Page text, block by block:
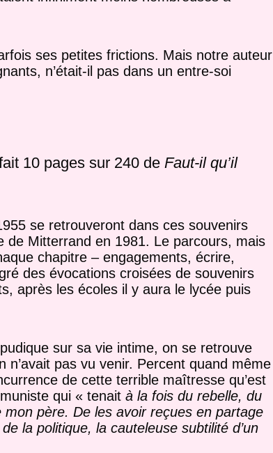
ses petites frictions. Mais notre auteur
n’était-il pas dans un entre-soi
10 pages sur 240 de Faut-il qu’il
se retrouveront dans ces souvenirs
de Mitterrand en 1981. Le parcours, mais
chapitre – engagements, écrire,
des évocations croisées de souvenirs
après les écoles il y aura le lycée puis
sur sa vie intime, on se retrouve
n’avait pas vu venir. Percent quand même
de cette terrible maîtresse qu’est
qui « tenait à la fois du rebelle, du
père. De les avoir reçues en partage
la politique, la cauteleuse subtilité d’un